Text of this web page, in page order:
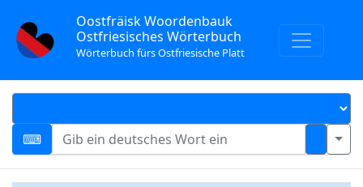
Oostfräisk Woordenbauk
Ostfriesisches Wörterbuch
Wörterbuch fürs Ostfriesische Platt